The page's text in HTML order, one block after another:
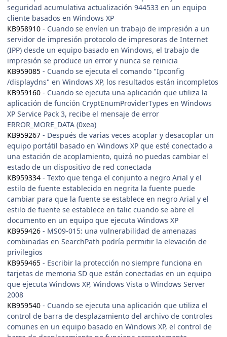
seguridad acumulativa actualización 944533 en un equipo
cliente basados en Windows XP
KB958910 - Cuando se envíen un trabajo de impresión a un
servidor de impresión protocolo de impresoras de Internet
(IPP) desde un equipo basado en Windows, el trabajo de
impresión se produce un error y nunca se reinicia
KB959085 - Cuando se ejecuta el comando "Ipconfig
/displaydns" en Windows XP, los resultados están incompletos
KB959160 - Cuando se ejecuta una aplicación que utiliza la
aplicación de función CryptEnumProviderTypes en Windows
XP Service Pack 3, recibe el mensaje de error
ERROR_MORE_DATA (0xea)
KB959267 - Después de varias veces acoplar y desacoplar un
equipo portátil basado en Windows XP que esté conectado a
una estación de acoplamiento, quizá no puedas cambiar el
estado de un dispositivo de red conectada
KB959334 - Texto que tenga el conjunto a negro Arial y el
estilo de fuente establecido en negrita la fuente puede
cambiar para que la fuente se establece en negro Arial y el
estilo de fuente se establece en talic cuando se abre el
documento en un equipo que ejecuta Windows XP
KB959426 - MS09-015: una vulnerabilidad de amenazas
combinadas en SearchPath podría permitir la elevación de
privilegios
KB959465 - Escribir la protección no siempre funciona en
tarjetas de memoria SD que están conectadas en un equipo
que ejecuta Windows XP, Windows Vista o Windows Server
2008
KB959540 - Cuando se ejecuta una aplicación que utiliza el
control de barra de desplazamiento del archivo de controles
comunes en un equipo basado en Windows XP, el control de